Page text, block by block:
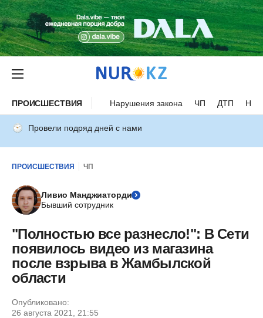
ПРОИСШЕСТВИЯ Нарушения закона ЧП ДТП
Провели подряд дней с нами
ПРОИСШЕСТВИЯ ЧП
Ливио Манджиаторди
Бывший сотрудник
"Полностью все разнесло!": В Сети
появилось видео из магазина
после взрыва в Жамбылской
области
Опубликовано:
26 августа 2021, 21:55